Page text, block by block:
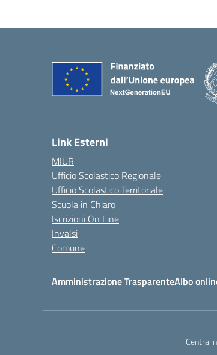
Link Esterni
MIUR
Ufficio Scolastico Regionale
Ufficio Scolastico Territoriale
Scuola in Chiaro
Iscrizioni On Line
Invalsi
Comune
Amministrazione TrasparenteAlbo